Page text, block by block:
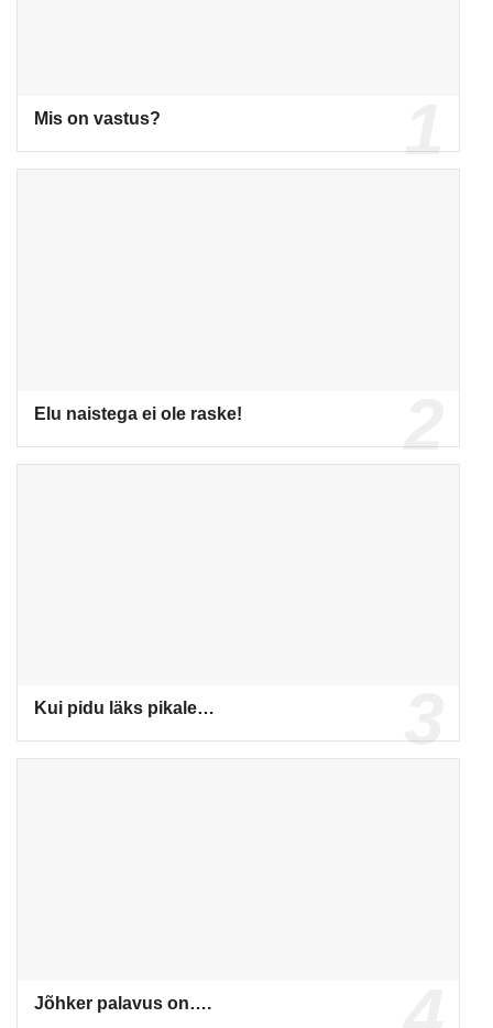
Mis on vastus?
Elu naistega ei ole raske!
Kui pidu läks pikale…
Jõhker palavus on….